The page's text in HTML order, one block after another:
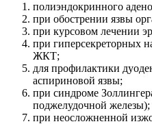
полиэндокринного
при обострении язвы
при курсовом лечении
при гиперсекреторных
ЖКТ;
для профилактики
аспириновой язвы;
при синдроме
поджелудочной железы);
при неосложненной